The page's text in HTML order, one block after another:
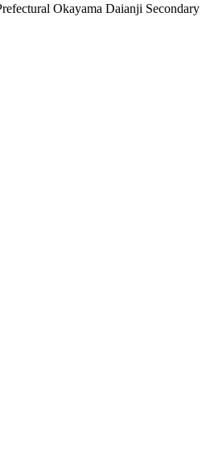
Okayama Daianji Secondary